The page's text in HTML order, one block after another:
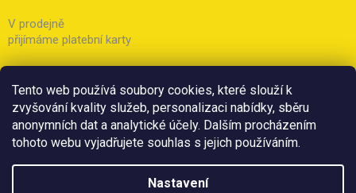
Tento web používá soubory cookies, které slouží k
zvyšování kvality služeb, personalizaci nabídky, sběru
anonymních dat a analytické účely. Dalším procházením
tohoto webu vyjadřujete souhlas s jejich používáním.
Nastavení
V prodejně
přijímáme platební karty